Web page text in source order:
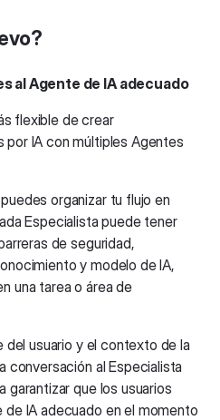
al Agente de IA adecuado
flexible de crear
por IA con múltiples Agentes
organizar tu flujo en
Especialista puede tener
de seguridad,
y modelo de IA,
una tarea o área de
del usuario y el contexto de la
conversación al Especialista
garantizar que los usuarios
IA adecuado en el momento